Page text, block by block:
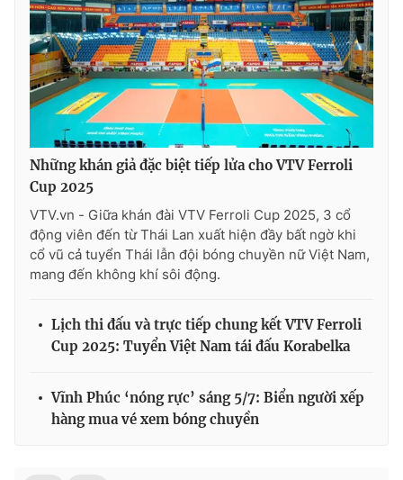
Những khán giả đặc biệt tiếp lửa cho VTV Ferroli
Cup 2025
VTV.vn - Giữa khán đài VTV Ferroli Cup 2025, 3 cổ
động viên đến từ Thái Lan xuất hiện đầy bất ngờ khi
cổ vũ cả tuyển Thái lẫn đội bóng chuyền nữ Việt Nam,
mang đến không khí sôi động.
Lịch thi đấu và trực tiếp chung kết VTV Ferroli
Cup 2025: Tuyển Việt Nam tái đấu Korabelka
Vĩnh Phúc ‘nóng rực’ sáng 5/7: Biển người xếp
hàng mua vé xem bóng chuyền